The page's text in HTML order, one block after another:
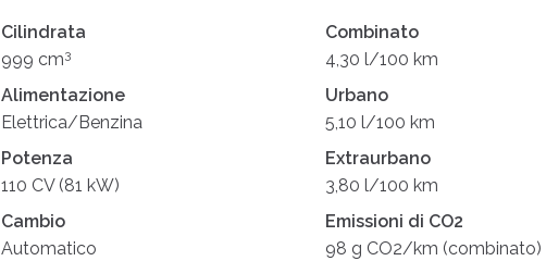
Cilindrata
999 cm3
Alimentazione
Elettrica/Benzina
Potenza
110 CV (81 kW)
Cambio
Automatico
Combinato
4,30 l/100 km
Urbano
5,10 l/100 km
Extraurbano
3,80 l/100 km
Emissioni di CO2
98 g CO2/km (combinato)